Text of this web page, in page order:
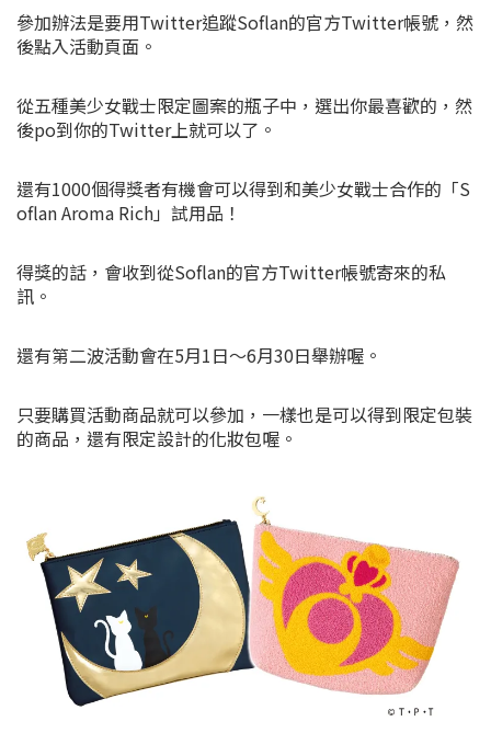
參加辦法是要用Twitter追蹤Soflan的官方Twitter帳號，然
後點入活動頁面。
從五種美少女戰士限定圖案的瓶子中，選出你最喜歡的，然
後po到你的Twitter上就可以了。
還有1000個得獎者有機會可以得到和美少女戰士合作的「S
oflan Aroma Rich」試用品！
得獎的話，會收到從Soflan的官方Twitter帳號寄來的私
訊。
還有第二波活動會在5月1日～6月30日舉辦喔。
只要購買活動商品就可以參加，一樣也是可以得到限定包裝
的商品，還有限定設計的化妝包喔。